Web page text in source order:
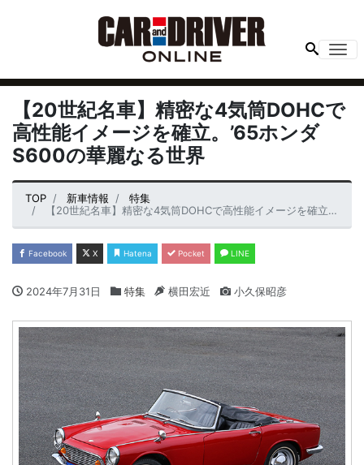
【20世紀名車】精密な4気筒DOHCで
高性能イメージを確立。’65ホンダ
S600の華麗なる世界
TOP 新車情報
特集
【20世紀名車】精密な4気筒DOHCで高性能イメージを確立。’65ホンダS600の華麗なる世界
Facebook X Hatena Pocket LINE
2024年7月31日 特集 横田宏近 小久保昭彦